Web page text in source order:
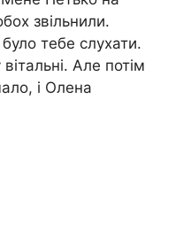
звільнили.
тебе слухати.
Але потім
і Олена